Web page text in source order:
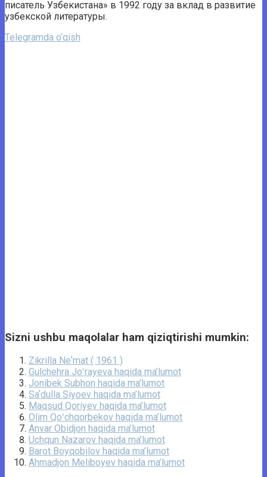
писатель Узбекистана» в 1992 году за вклад в развитие
узбекской литературы.
Telegramda o‘qish
Sizni ushbu maqolalar ham qiziqtirishi mumkin:
Zikrilla Neʼmat ( 1961 )
Gulchehra Joʻrayeva haqida ma’lumot
Jonibek Subhon haqida ma’lumot
Saʼdulla Siyoev haqida ma’lumot
Maqsud Qoriyev haqida ma’lumot
Olim Qoʻchqorbekov haqida ma’lumot
Anvar Obidjon haqida ma’lumot
Uchqun Nazarov haqida ma’lumot
Barot Boyqobilov haqida ma’lumot
Ahmadjon Meliboyev haqida ma’lumot